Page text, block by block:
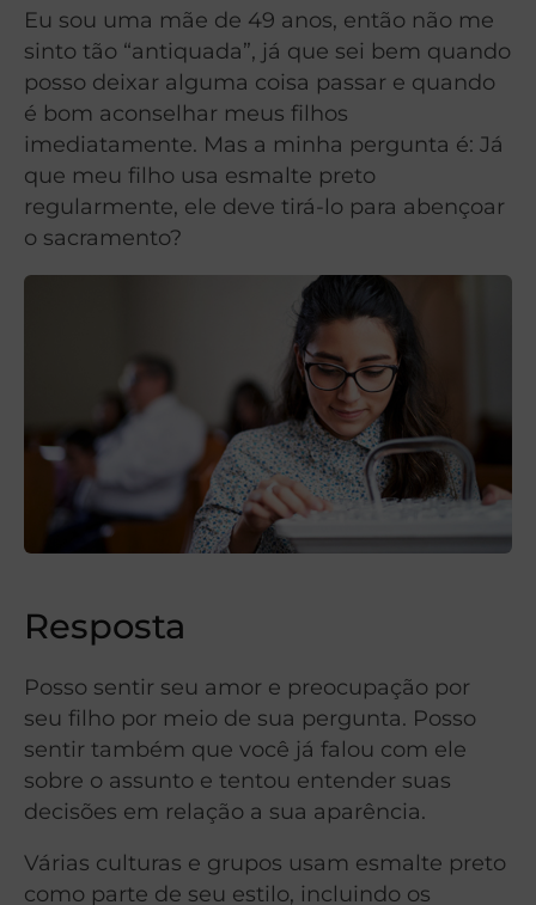
Eu sou uma mãe de 49 anos, então não me
sinto tão “antiquada”, já que sei bem quando
posso deixar alguma coisa passar e quando
é bom aconselhar meus filhos
imediatamente. Mas a minha pergunta é: Já
que meu filho usa esmalte preto
regularmente, ele deve tirá-lo para abençoar
o sacramento?
Resposta
Posso sentir seu amor e preocupação por
seu filho por meio de sua pergunta. Posso
sentir também que você já falou com ele
sobre o assunto e tentou entender suas
decisões em relação a sua aparência.
Várias culturas e grupos usam esmalte preto
como parte de seu estilo, incluindo os